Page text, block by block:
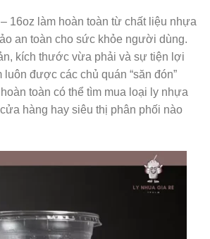
16oz làm hoàn toàn từ chất liệu nhựa
an toàn cho sức khỏe người dùng.
kích thước vừa phải và sự tiện lợi
được các chủ quán “săn đón”
toàn có thể tìm mua loại ly nhựa
hàng hay siêu thị phân phối nào